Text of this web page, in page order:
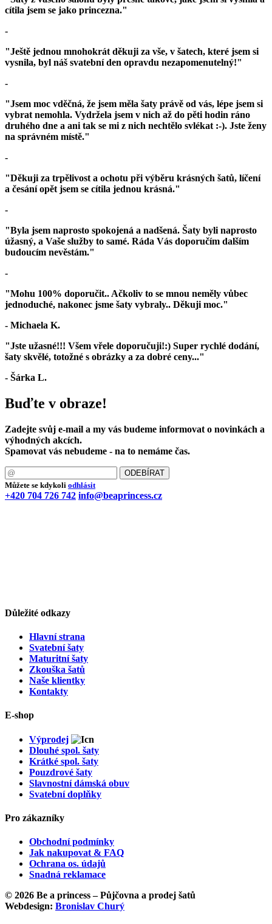
cítila jsem se jako princezna."
-
"Ještě jednou mnohokrát děkuji za vše, v šatech, které jsem si
vysnila, byl náš svatební den opravdu nezapomenutelný!"
-
"Jsem moc vděčná, že jsem měla šaty právě od vás, lépe jsem si
vybrat nemohla. Vydržela jsem v nich až do pěti hodin ráno
druhého dne a ani tak se mi z nich nechtělo svlékat :-). Jste ženy
na správném místě."
-
"Děkuji za trpělivost a ochotu při výběru krásných šatů, líčení
a česání opět jsem se cítila jednou krásná."
-
"Byla jsem naprosto spokojená a nadšená. Šaty byli naprosto
úžasný, a Vaše služby to samé. Ráda Vás doporučím dalším
budoucím nevěstám."
-
"Mohu 100% doporučit.. Ačkoliv to se mnou neměly vůbec
jednoduché, nakonec jsme šaty vybraly.. Děkuji moc."
- Michaela K.
"Jste užasné!!! Všem vřele doporučuji!:) Super rychlé dodání,
šaty skvělé, totožné s obrázky a za dobré ceny..."
- Šárka L.
Buďte v obraze!
Zadejte svůj e-mail a my vás budeme informovat o novinkách a
výhodných akcích.
Spamovat vás nebudeme - na to nemáme čas.
Můžete se kdykoli odhlásit
+420 704 726 742 info@beaprincess.cz
Důležité odkazy
Hlavní strana
Svatební šaty
Maturitní šaty
Zkouška šatů
Naše klientky
Kontakty
E-shop
Výprodej
Dlouhé spol. šaty
Krátké spol. šaty
Pouzdrové šaty
Slavnostní dámská obuv
Svatební doplňky
Pro zákazníky
Obchodní podmínky
Jak nakupovat & FAQ
Ochrana os. údajů
Snadná reklamace
© 2026 Be a princess – Půjčovna a prodej šatů
Webdesign: Bronislav Churý